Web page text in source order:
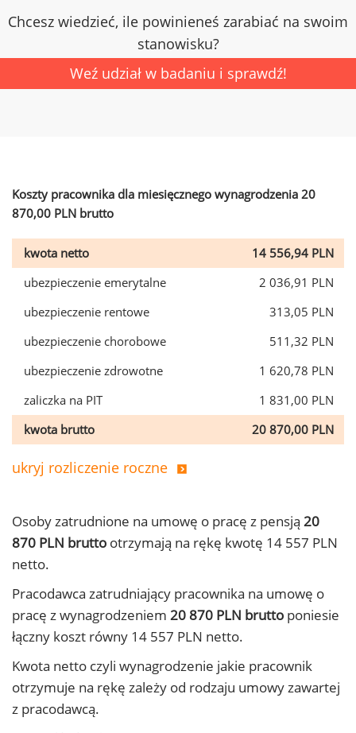
Chcesz wiedzieć, ile powinieneś zarabiać na swoim
stanowisku?
Weź udział w badaniu i sprawdź!
Koszty pracownika dla miesięcznego wynagrodzenia 20
870,00 PLN brutto
kwota netto
14 556,94 PLN
ubezpieczenie emerytalne
2 036,91 PLN
ubezpieczenie rentowe
313,05 PLN
ubezpieczenie chorobowe
511,32 PLN
ubezpieczenie zdrowotne
1 620,78 PLN
zaliczka na PIT
1 831,00 PLN
kwota brutto
20 870,00 PLN
ukryj rozliczenie roczne
Osoby zatrudnione na umowę o pracę z pensją 20
870 PLN brutto otrzymają na rękę kwotę 14 557 PLN
netto.
Pracodawca zatrudniający pracownika na umowę o
pracę z wynagrodzeniem 20 870 PLN brutto poniesie
łączny koszt równy 14 557 PLN netto.
Kwota netto czyli wynagrodzenie jakie pracownik
otrzymuje na rękę zależy od rodzaju umowy zawartej
z pracodawcą.